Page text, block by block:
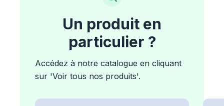
Un produit en
particulier ?
Accédez à notre catalogue en cliquant
sur 'Voir tous nos produits'.